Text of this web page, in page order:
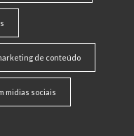
de conteúdo
midias sociais